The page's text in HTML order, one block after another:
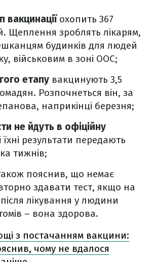
вакцинації охопить 367
Щеплення зроблять лікарям,
будинків для людей
військовим в зоні ООС;
етапу вакцинують 3,5
Розпочнеться він, за
наприкінці березня;
не йдуть в офіційну
і їхні результати передають
тижнів;
пояснив, що немає
здавати тест, якщо на
лікування у людини
– вона здорова.
з постачанням вакцини:
чому не вдалося